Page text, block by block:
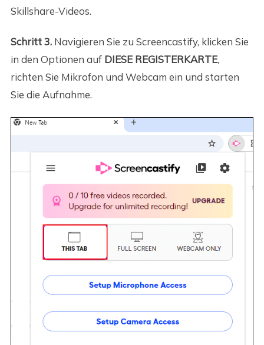
Skillshare-Videos.
Schritt 3.Navigieren Sie zu Screencastify, klicken Sie
in den Optionen auf DIESE REGISTERKARTE,
richten Sie Mikrofon und Webcam ein und starten
Sie die Aufnahme.